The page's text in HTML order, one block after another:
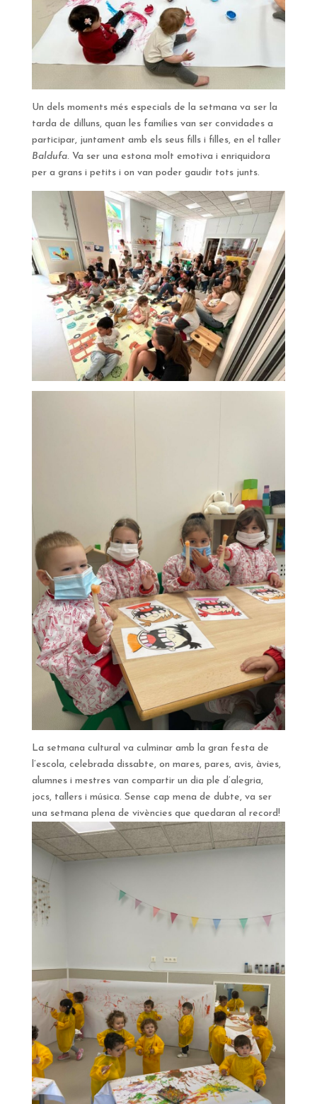
Un dels moments més especials de la setmana va ser la
tarda de dilluns, quan les famílies van ser convidades a
participar, juntament amb els seus fills i filles, en el taller
Baldufa. Va ser una estona molt emotiva i enriquidora
per a grans i petits i on van poder gaudir tots junts.
La setmana cultural va culminar amb la gran festa de
l’escola, celebrada dissabte, on mares, pares, avis, àvies,
alumnes i mestres van compartir un dia ple d’alegria,
jocs, tallers i música. Sense cap mena de dubte, va ser
una setmana plena de vivències que quedaran al record!